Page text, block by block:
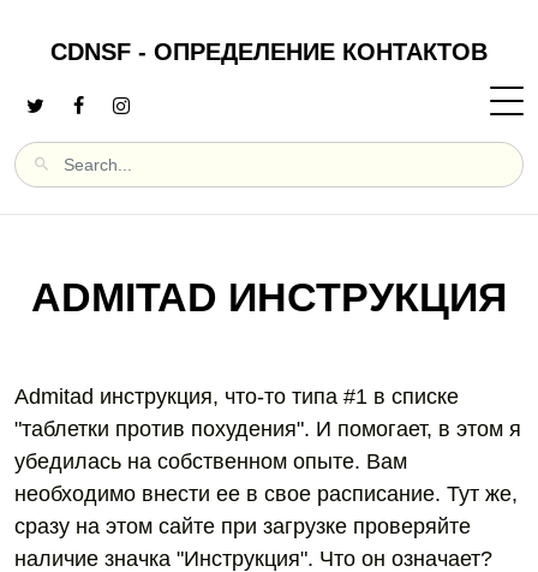
CDNSF - ОПРЕДЕЛЕНИЕ КОНТАКТОВ
ADMITAD ИНСТРУКЦИЯ
Admitad инструкция, что-то типа #1 в списке
"таблетки против похудения". И помогает, в этом я
убедилась на собственном опыте. Вам
необходимо внести ее в свое расписание. Тут же,
сразу на этом сайте при загрузке проверяйте
наличие значка "Инструкция". Что он означает?